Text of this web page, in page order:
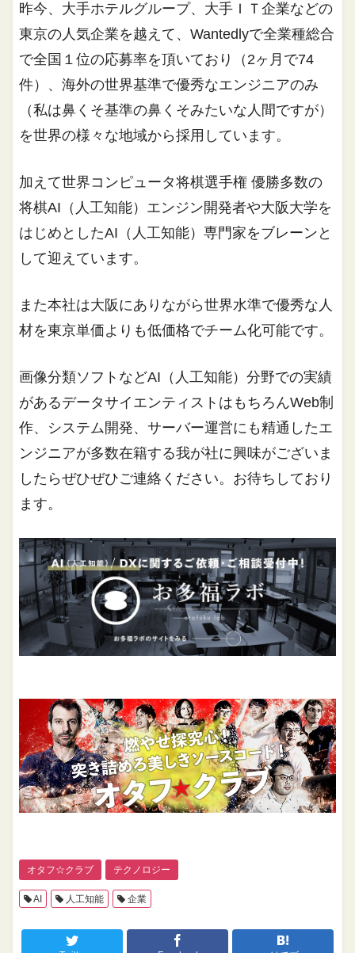
昨今、大手ホテルグループ、大手ＩＴ企業などの
東京の人気企業を越えて、Wantedlyで全業種総合
で全国１位の応募率を頂いており（2ヶ月で74
件）、海外の世界基準で優秀なエンジニアのみ
（私は鼻くそ基準の鼻くそみたいな人間ですが）
を世界の様々な地域から採用しています。
加えて世界コンピュータ将棋選手権 優勝多数の
将棋AI（人工知能）エンジン開発者や大阪大学を
はじめとしたAI（人工知能）専門家をブレーンと
して迎えています。
また本社は大阪にありながら世界水準で優秀な人
材を東京単価よりも低価格でチーム化可能です。
画像分類ソフトなどAI（人工知能）分野での実績
があるデータサイエンティストはもちろんWeb制
作、システム開発、サーバー運営にも精通したエ
ンジニアが多数在籍する我が社に興味がございま
したらぜひぜひご連絡ください。お待ちしており
ます。
オタフ☆クラブ テクノロジー
AI 人工知能 企業